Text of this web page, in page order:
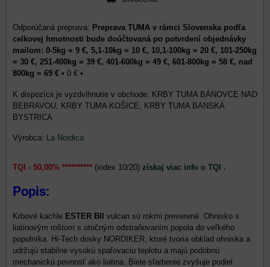
Preprava TUMA v rámci Slovenska podľa
celkovej hmotnosti bude doúčtovaná po potvrdení objednávky
mailom: 0-5kg = 9 €, 5,1-10kg = 10 €, 10,1-100kg = 20 €, 101-250kg
= 30 €, 251-400kg = 39 €, 401-600kg = 49 €, 601-800kg = 58 €, nad
800kg = 69 € • 0 € •
KRBY TUMA BÁNOVCE NAD
BEBRAVOU, KRBY TUMA KOŠICE, KRBY TUMA BANSKÁ
BYSTRICA
Výrobca: La Nordica
TQI - 50,00% ********** (index 10/20) získaj viac info o TQI .
Popis:
Krbové kachle ESTER BII vulcan sú rokmi preverené. Ohnisko s
liatinovým roštom s otočným odstraňovaním popola do veľkého
popolníka. Hi-Tech dosky NORDIKER, ktoré tvoria obklad ohniska a
udržujú stabilne vysokú spaľovaciu teplotu a majú podobnú
mechanickú pevnosť ako liatina. Biele sfarbenie zvyšuje podiel